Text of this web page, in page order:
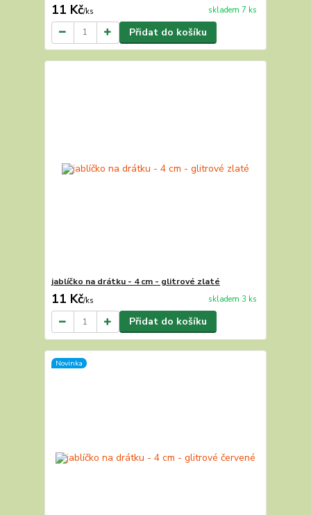
11 Kč/ks skladem 7 ks
Přidat do košíku
jablíčko na drátku - 4 cm - glitrové zlaté
11 Kč/ks skladem 3 ks
Přidat do košíku
Novinka